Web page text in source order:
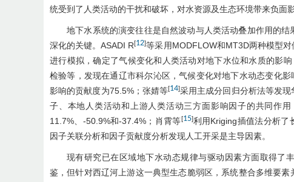
统受到了人类活动的干扰和破坏，对水资源及生态环境带来负面影
地下水系统的演变往往是自然波动与人类活动叠加作用的
深化的关键。ASADI R[12]等采用MODFLOW和MT3D两种模型
进行模拟，确定了气候变化和人类活动对地下水位和水质的影
检验等，发现在通辽市科尔沁区，气候变化对地下水动态变化
影响的贡献度为75.5%；张婧等[14]采用主成分回归分析法等发
子、本地人类活动和上游人类活动三方面影响因子的共同作
11.7%、-50.9%和-37.4%；肖霄等[15]利用Kriging插值法分析了
因子关联分析和因子贡献度分析发现人工开采是主导因素。
现有研究已在区域地下水动态规律与驱动因素方面取得了
鉴，但针对西辽河上游这一典型生态脆弱区，系统整合多维要